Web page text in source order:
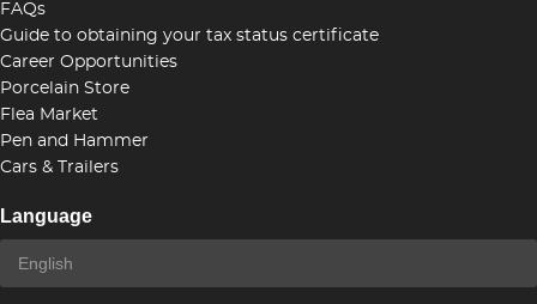
FAQs
Guide to obtaining your tax status certificate
Career Opportunities
Porcelain Store
Flea Market
Pen and Hammer
Cars & Trailers
Language